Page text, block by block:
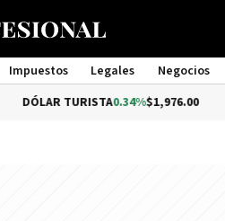
Impuestos Legales Negocios
0.34%$1,976.00